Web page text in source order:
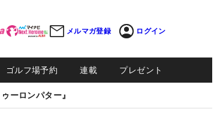
メルマガ登録 ログイン
ゴルフ場予約 連載 プレゼント
ーロンパター』